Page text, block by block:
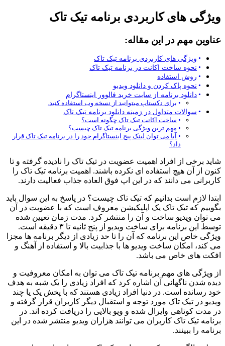
ویژگی های کاربردی برنامه تیک تاک
عناوین مهم در این مقاله:
ویژگی های کاربردی برنامه تیک تاک
نحوه ساخت اکانت در برنامه تیک تاک
روش استفاده
نحوه پاک کردن و دانلود ویدیو
دانلود برنامه از سایت خرید فالوور اینستاگرام
برای دکستاپ میتوانید از نسخه وب استفاده کنید.
سوالات متداول در زمینه دانلود برنامه تیک تاک
ساخت اکانت تیک تاک چگونه است؟
مهم ترین ویژگی برنامه تیک تاک چیست؟
آیا می توان لینک پیج اینستاگرام خود را در برنامه تیک تاک قرار
داد؟
شاید برخی از افراد اهمیت عضویت در تیک تاک را نادیده گرفته و تا
کنون از آن هیچ استفاده ای نکرده باشند. اهمیت برنامه تیک تاک را
کاربرانی می دانند که در این اپ فوق العاده جذاب فعالیت دارند.
ابتدا لازم است بدانیم که تیک تاک چیست؟ در پاسخ به این سوال باید
بگوییم که تیک تاک یک اپلیکیشن معروف است که با عضویت در آن
می توان ویدیو ساخت و آن را منتشر کرد. مدت زمان تعیین شده
توسط این برنامه برای ساخت ویدیو از پنج ثانیه تا ۳ دقیقه است.
ویژگی خاص این برنامه که آن را تا حد زیادی از دیگر برنامه ها مجزا
می کند، امکان ساخت ویدیو ها با جذابیت بالا و استفاده از آهنگ و
افکت های خاص می باشد.
از ویژگی های مهم برنامه تیک تاک می توان به امکان معروفیت و
دیده شدن ناگهانی آن اشاره کرد که افراد زیادی را یک شبه به هدف
خود رسانده است. در دنیا افراد زیادی هستند که با پخش یک یا چند
ویدیو در تیک تاک مورد توجه و استقبال دیگر کاربران قرار گرفته و
در مدت کوتاهی وایرال شده و ویو بالایی را دریافت کرده اند. در
برنامه تیک تاک کاربران می توانند هزاران ویدیو منتشر شده در این
برنامه را ببینند.